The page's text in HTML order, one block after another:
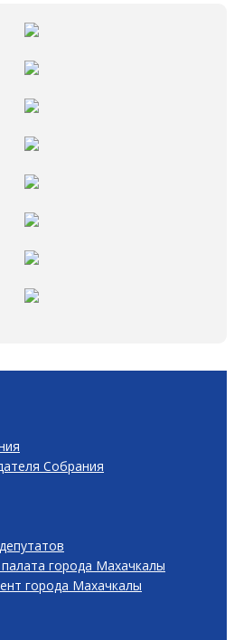
Собрания
города Махачкалы
города Махачкалы